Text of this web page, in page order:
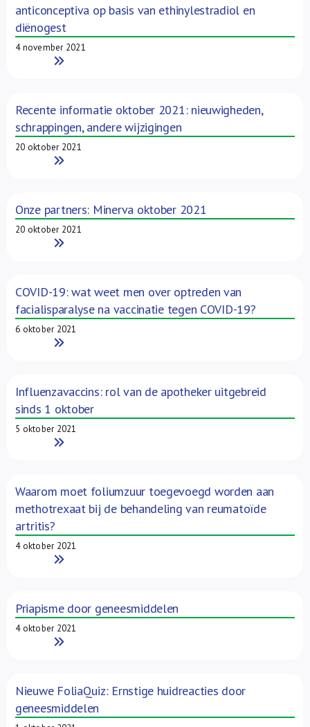
anticonceptiva op basis van ethinylestradiol en
diënogest
4 november 2021
Read More
Recente informatie oktober 2021: nieuwigheden,
schrappingen, andere wijzigingen
20 oktober 2021
Read More
Onze partners: Minerva oktober 2021
20 oktober 2021
Read More
COVID-19: wat weet men over optreden van
facialisparalyse na vaccinatie tegen COVID-19?
6 oktober 2021
Read More
Influenzavaccins: rol van de apotheker uitgebreid
sinds 1 oktober
5 oktober 2021
Read More
Waarom moet foliumzuur toegevoegd worden aan
methotrexaat bij de behandeling van reumatoïde
artritis?
4 oktober 2021
Read More
Priapisme door geneesmiddelen
4 oktober 2021
Read More
Nieuwe FoliaQuiz: Ernstige huidreacties door
geneesmiddelen